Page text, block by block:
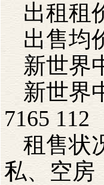
出租租
出售均
新世界
新世界
7165 112
租售状
私、空房